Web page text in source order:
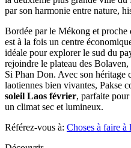
Faire
du
kayak
Vang
Vieng